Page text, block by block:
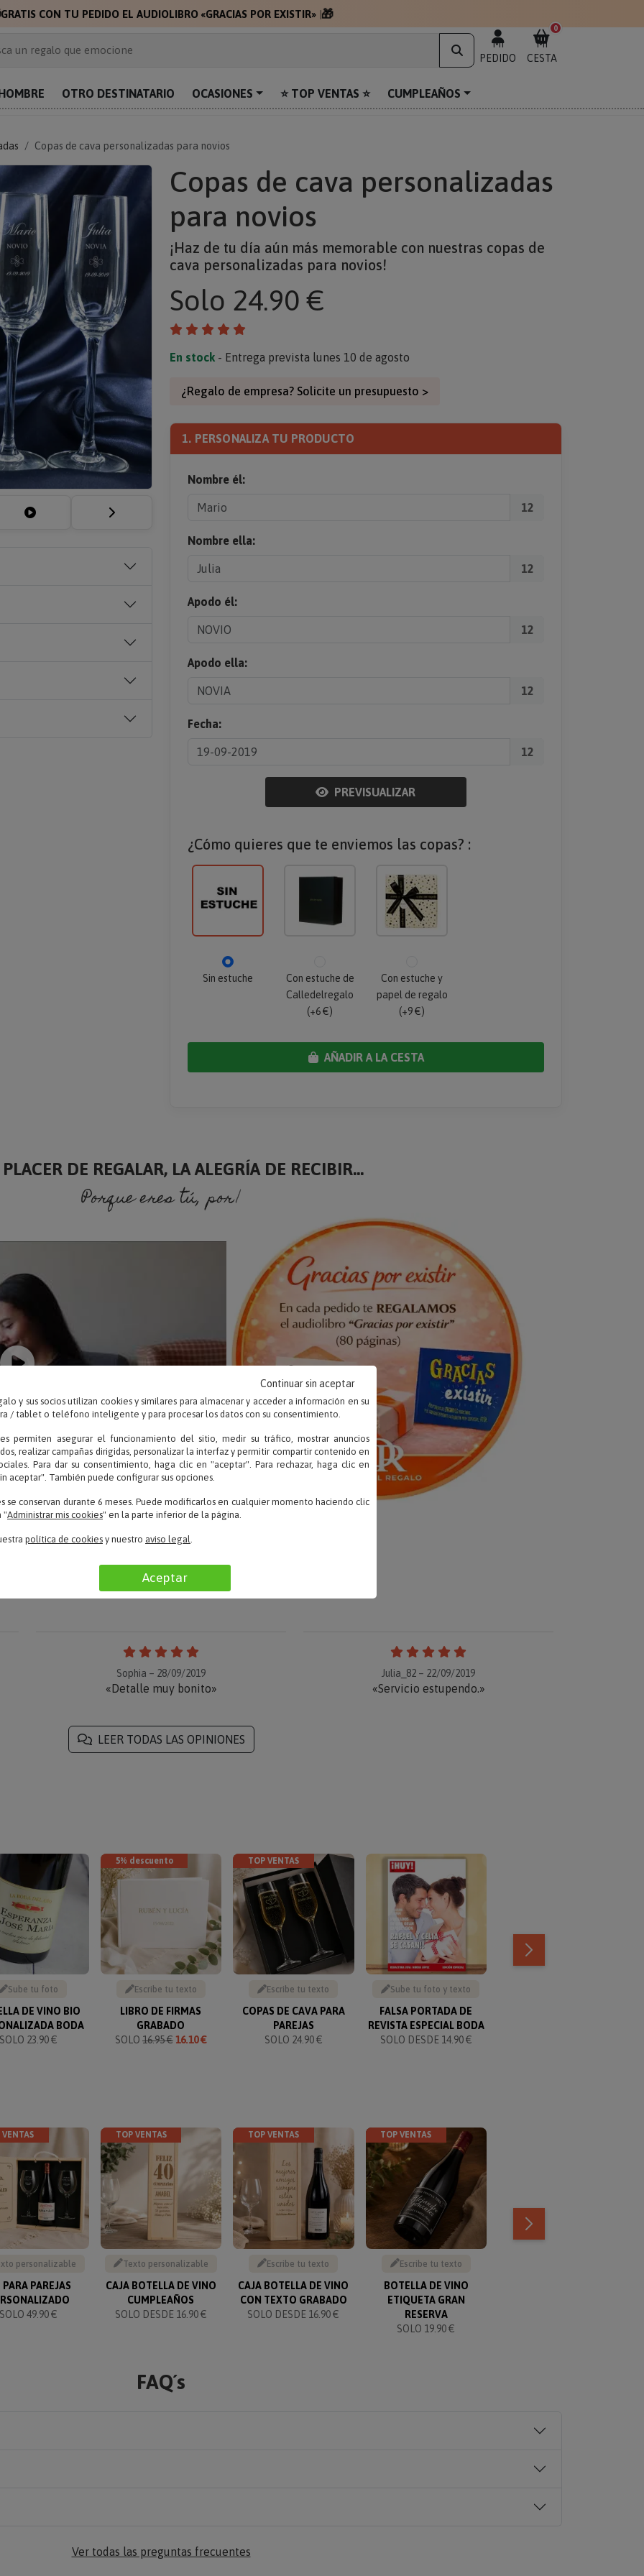
GRATIS CON TU PEDIDO EL AUDIOLIBRO «GRACIAS POR EXISTIR» 🎁
un regalo que emocione
personalizados para sorprender
MI
PEDIDO
0
MI
CESTA
OTRO DESTINATARIO OCASIONES ⭐ TOP VENTAS ⭐ CUMPLEAÑOS
Copas de cava personalizadas para novios
Copas de cava personalizadas
para novios
¡Haz de tu día aún más memorable con nuestras copas de
cava personalizadas para novios!
Solo 24.90 €
En stock - Entrega prevista lunes 10 de agosto
¿Regalo de empresa? Solicite un presupuesto >
1. PERSONALIZA TU PRODUCTO
Nombre él:
12
Nombre ella:
12
Apodo él:
12
Apodo ella:
12
Fecha:
12
PREVISUALIZAR
¿Cómo quieres que te enviemos las copas? :
Sin estuche
Con estuche de
Calledelregalo
(+6 €)
Con estuche y
papel de regalo
(+9 €)
AÑADIR A LA CESTA
DE REGALAR, LA ALEGRÍA DE RECIBIR...
Porque eres tú, porque soy yo.
OPINIONES
Sophia – 28/09/2019
«Detalle muy bonito»
Julia_82 – 22/09/2019
«Servicio estupendo.»
LEER TODAS LAS OPINIONES
Sube tu foto
DE VINO BIO
BODA
SOLO 23.90 €
5% descuento
Escribe tu texto
LIBRO DE FIRMAS
GRABADO
SOLO 16.95 €16.10 €
TOP VENTAS
Escribe tu texto
COPAS DE CAVA PARA
PAREJAS
SOLO 24.90 €
Sube tu foto y texto
FALSA PORTADA DE
REVISTA ESPECIAL BODA
SOLO DESDE 14.90 €
personalizable
PARA PAREJAS
SOLO 49.90 €
TOP VENTAS
Texto personalizable
CAJA BOTELLA DE VINO
CUMPLEAÑOS
SOLO DESDE 16.90 €
TOP VENTAS
Escribe tu texto
CAJA BOTELLA DE VINO
CON TEXTO GRABADO
SOLO DESDE 16.90 €
TOP VENTAS
Escribe tu texto
BOTELLA DE VINO
ETIQUETA GRAN
RESERVA
SOLO 19.90 €
FAQ´s
Ver todas las preguntas frecuentes
y sus socios utilizan cookies y similares para almacenar y acceder a información en su
/ tablet o teléfono inteligente y para procesar los datos con su consentimiento.
permiten asegurar el funcionamiento del sitio, medir su tráfico, mostrar anuncios
realizar campañas dirigidas, personalizar la interfaz y permitir compartir contenido en
Para dar su consentimiento, haga clic en "aceptar". Para rechazar, haga clic en
aceptar". También puede configurar sus opciones.
se conservan durante 6 meses. Puede modificarlos en cualquier momento haciendo clic
"Administrar mis cookies" en la parte inferior de la página.
política de cookies y nuestro aviso legal.
Aceptar
Continuar sin aceptar